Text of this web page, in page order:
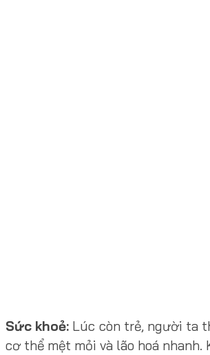
Sức khoẻ: Lúc còn trẻ, người ta
cơ thể mệt mỏi và lão hoá nhanh.